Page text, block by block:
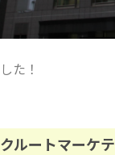
た！
ルートマーケ